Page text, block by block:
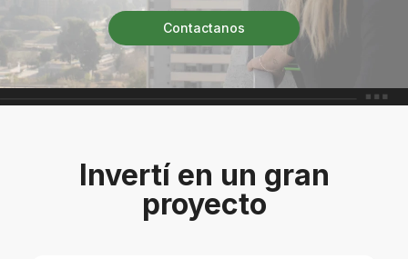
Contactanos
Invertí en un gran
proyecto